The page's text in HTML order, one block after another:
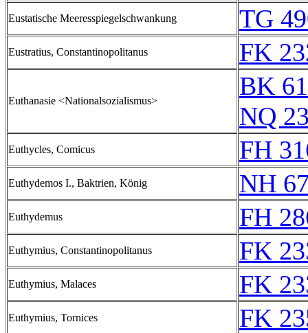
Eustatische Meeresspiegelschwankung TG
Eustratius, Constantinopolitanus FK
Euthanasie <Nationalsozialismus>
BK
NQ
Euthycles, Comicus FH
Euthydemos I., Baktrien, König NH
Euthydemus FH
Euthymius, Constantinopolitanus FK
Euthymius, Malaces FK
Euthymius, Tornices FK